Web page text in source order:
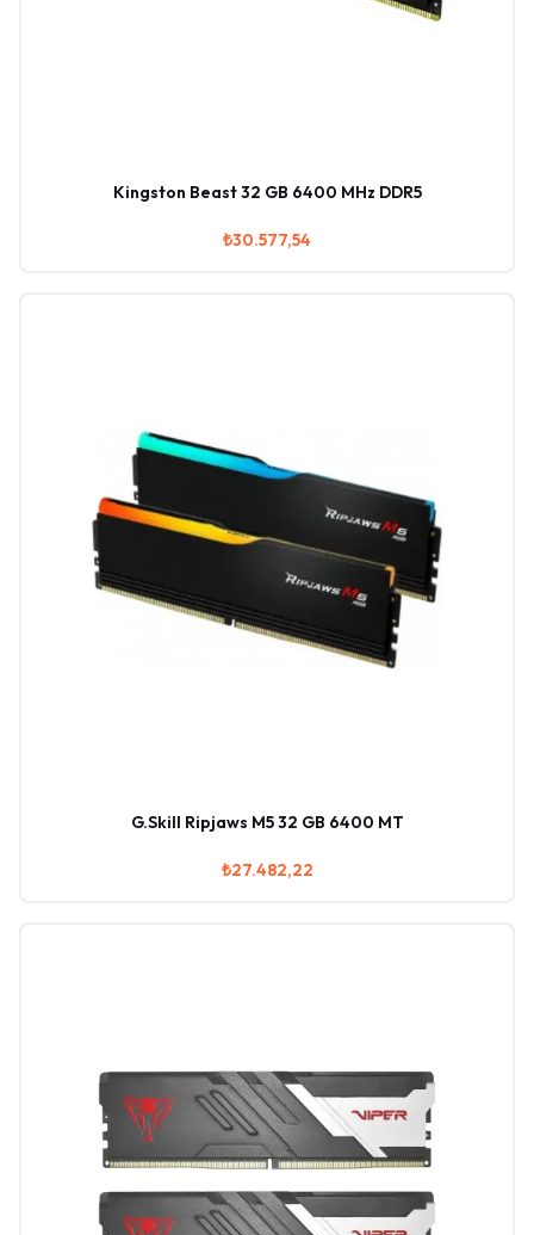
Kingston Beast 32 GB 6400 MHz DDR5
₺30.577,54
G.Skill Ripjaws M5 32 GB 6400 MT
₺27.482,22